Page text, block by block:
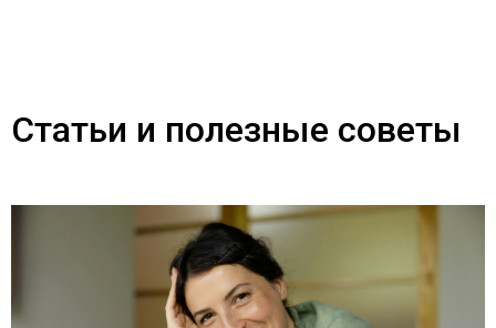
Статьи и полезные советы